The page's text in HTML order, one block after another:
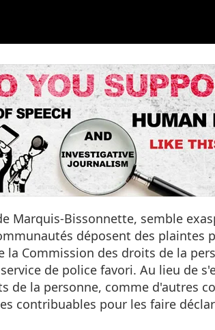
Marquis-Bissonnette, semble
déposent des plaintes
la Commission des droits de la
de police favori. Au lieu de
de la personne, comme d'autres
contribuables pour les faire